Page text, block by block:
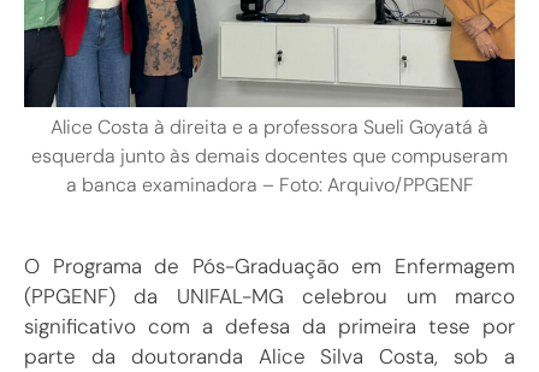
Alice Costa à direita e a professora Sueli Goyatá à
esquerda junto às demais docentes que compuseram
a banca examinadora – Foto: Arquivo/PPGENF
O Programa de Pós-Graduação em Enfermagem
(PPGENF) da UNIFAL-MG celebrou um marco
significativo com a defesa da primeira tese por
parte da doutoranda Alice Silva Costa, sob a